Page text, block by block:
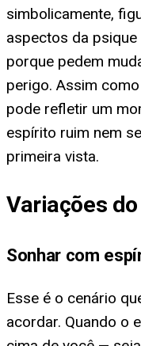
simbolicamente,
aspectos da
porque pedem
perigo. Assim como
pode refletir um
espírito ruim nem
primeira vista.
Variações
Sonhar com
Esse é o cenário
acordar. Quando o